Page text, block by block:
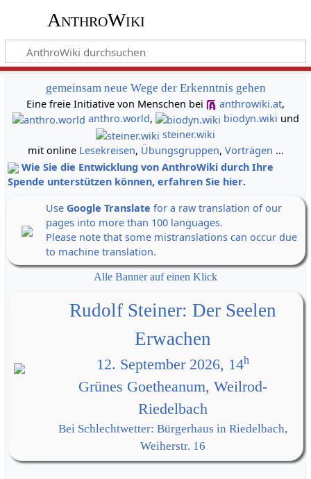
AnthroWiki
gemeinsam neue Wege der Erkenntnis gehen
Eine freie Initiative von Menschen bei
anthrowiki.at,
anthro.world, biodyn.wiki und
steiner.wiki
mit online Lesekreisen, Übungsgruppen, Vorträgen ...
Wie Sie die Entwicklung von AnthroWiki durch Ihre
Spende unterstützen können, erfahren Sie hier.
Use Google Translate for a raw translation of our
pages into more than 100 languages.
Please note that some mistranslations can occur due
to machine translation.
Alle Banner auf einen Klick
Rudolf Steiner: Der Seelen
Erwachen
12. September 2026, 14h
Grünes Goetheanum, Weilrod-
Riedelbach
Bei Schlechtwetter: Bürgerhaus in Riedelbach,
Weiherstr. 16